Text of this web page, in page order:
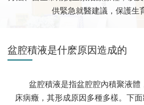
供緊急就醫建議，保護生
盆腔積液是什麽原因造成的
盆腔積液是指盆腔腔內積聚液體
床病癥，其形成原因多種多樣。下